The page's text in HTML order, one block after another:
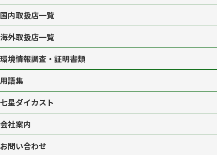
国内取扱店一覧
海外取扱店一覧
環境情報調査・証明書類
用語集
七星ダイカスト
会社案内
お問い合わせ